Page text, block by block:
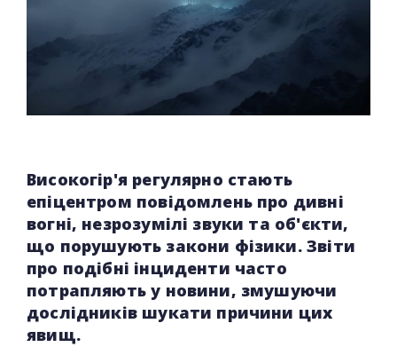
Високогір'я регулярно стають
епіцентром повідомлень про дивні
вогні, незрозумілі звуки та об'єкти,
що порушують закони фізики. Звіти
про подібні інциденти часто
потрапляють у новини, змушуючи
дослідників шукати причини цих
явищ.